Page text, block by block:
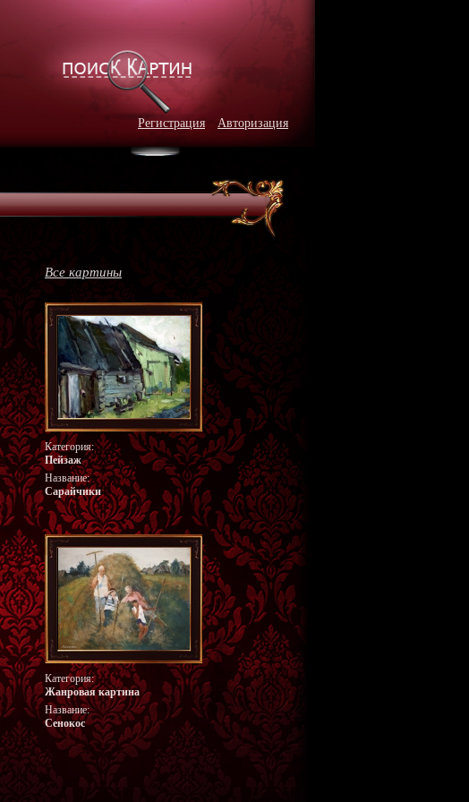
Регистрация Авторизация
Все картины
Категория:
Пейзаж
Название:
Сарайчики
Категория:
Жанровая картина
Название:
Сенокос